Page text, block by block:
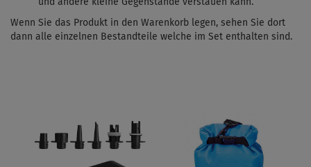
und andere kleine Gegenstände verstauen kann.
Wenn Sie das Produkt in den Warenkorb legen, sehen Sie dort
dann alle einzelnen Bestandteile welche im Set enthalten sind.